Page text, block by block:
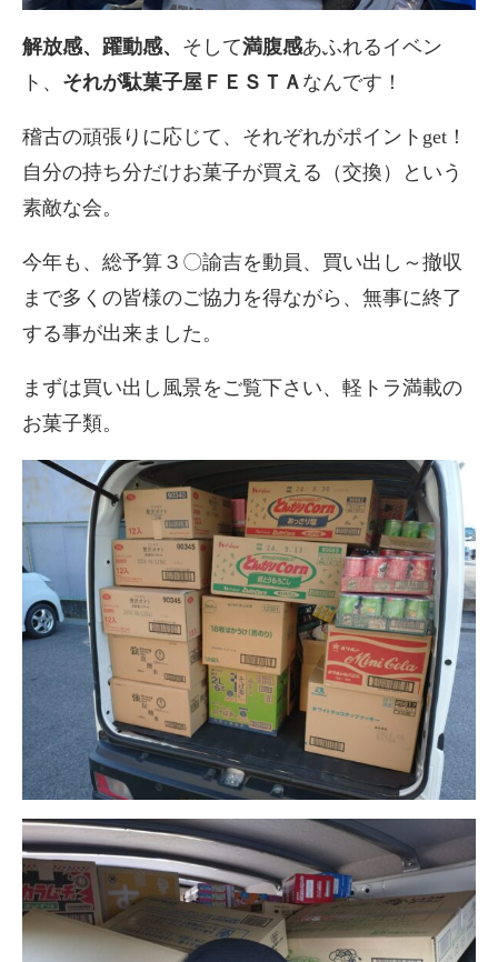
解放感、躍動感、 そして満腹感あふれるイベン
ト、 それが駄菓子屋ＦＥＳＴＡ なんです！
稽古の頑張りに応じて、それぞれがポイントget！
自分の持ち分だけお菓子が買える（交換）という
素敵な会。
今年も、総予算３〇諭吉を動員、買い出し～撤収
まで多くの皆様のご協力を得ながら、無事に終了
する事が出来ました。
まずは買い出し風景をご覧下さい、軽トラ満載の
お菓子類。